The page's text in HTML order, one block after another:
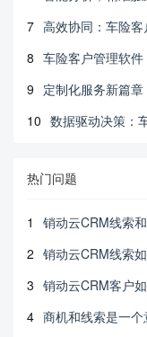
7 高效协同：车险
8 车险客户管理软
9 定制化服务新篇
10 数据驱动决策：
热门问题
1
销动云CRM线索
2 销动云CRM线索
3 销动云CRM客户
4 商机和线索是一